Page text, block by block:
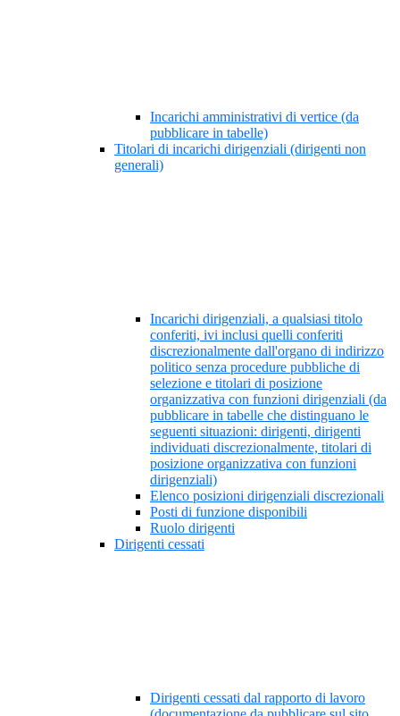
Incarichi amministrativi di vertice (da
pubblicare in tabelle)
Titolari di incarichi dirigenziali (dirigenti non
generali)
Incarichi dirigenziali, a qualsiasi titolo
conferiti, ivi inclusi quelli conferiti
discrezionalmente dall'organo di indirizzo
politico senza procedure pubbliche di
selezione e titolari di posizione
organizzativa con funzioni dirigenziali (da
pubblicare in tabelle che distinguano le
seguenti situazioni: dirigenti, dirigenti
individuati discrezionalmente, titolari di
posizione organizzativa con funzioni
dirigenziali)
Elenco posizioni dirigenziali discrezionali
Posti di funzione disponibili
Ruolo dirigenti
Dirigenti cessati
Dirigenti cessati dal rapporto di lavoro